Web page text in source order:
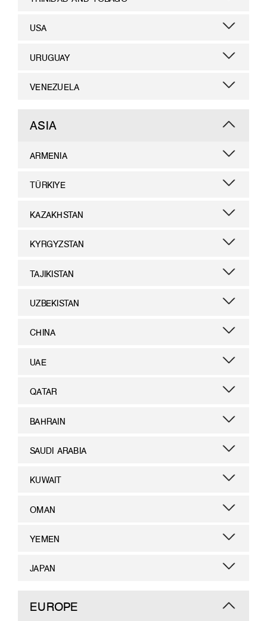
USA
URUGUAY
VENEZUELA
ASIA
ARMENIA
TÜRKIYE
KAZAKHSTAN
KYRGYZSTAN
TAJIKISTAN
UZBEKISTAN
CHINA
UAE
QATAR
BAHRAIN
SAUDI ARABIA
KUWAIT
OMAN
YEMEN
JAPAN
EUROPE